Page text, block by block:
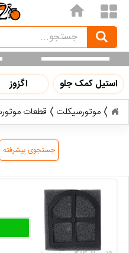
home
Search
جستجو
استیل کمک جلو اگزوز
موتورسیکلت
قطعات
جستجوی پیشرفته